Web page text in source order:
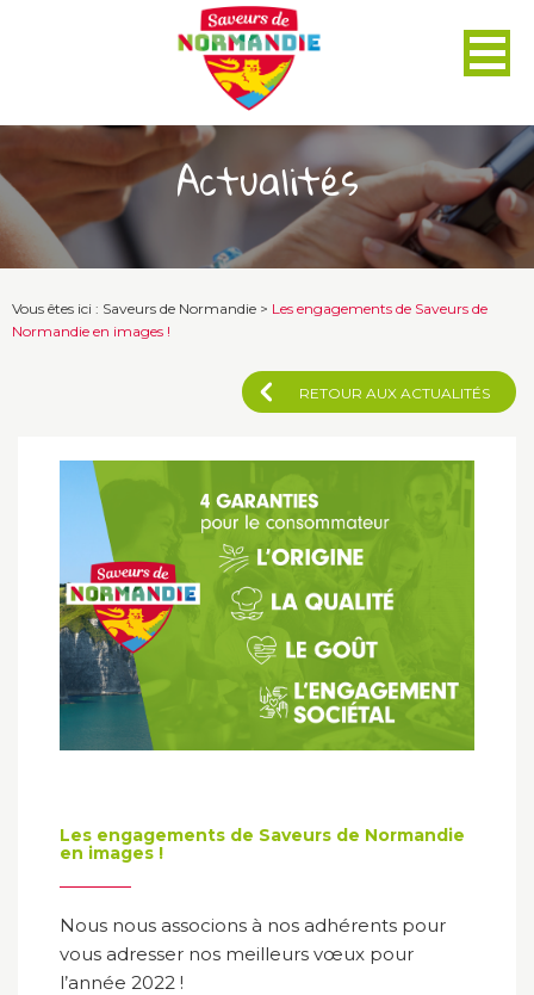
Actualités
Vous êtes ici : Saveurs de Normandie > Les engagements de Saveurs de
Normandie en images !
RETOUR AUX ACTUALITÉS
Les engagements de Saveurs de Normandie
en images !
Nous nous associons à nos adhérents pour
vous adresser nos meilleurs vœux pour
l’année 2022 !
Panneau de gestion des cookies